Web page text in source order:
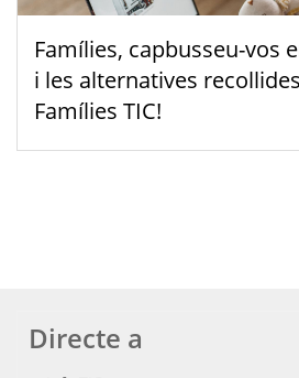
Famílies, capbusseu-vos
i les alternatives
Famílies TIC!
Directe a